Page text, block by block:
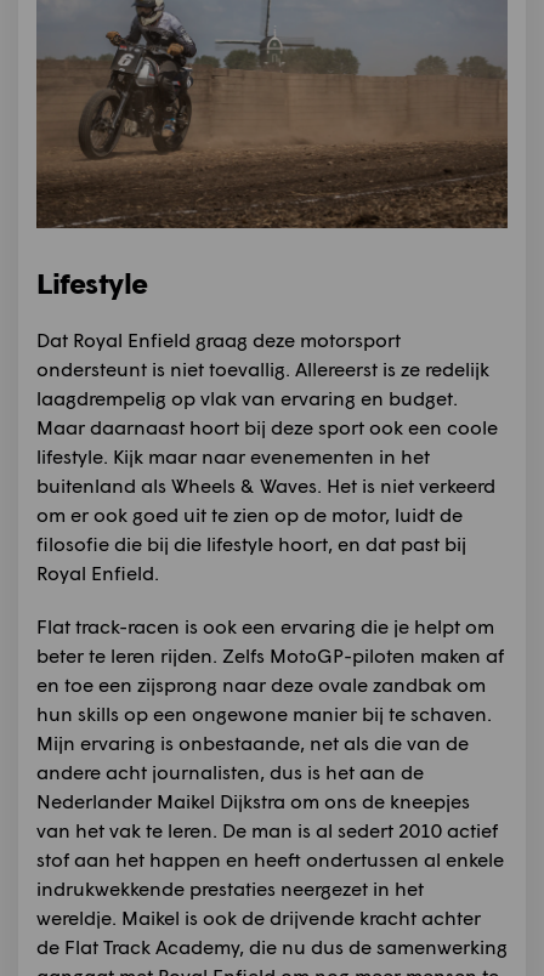
Lifestyle
Dat Royal Enfield graag deze motorsport
ondersteunt is niet toevallig. Allereerst is ze redelijk
laagdrempelig op vlak van ervaring en budget.
Maar daarnaast hoort bij deze sport ook een coole
lifestyle. Kijk maar naar evenementen in het
buitenland als Wheels & Waves. Het is niet verkeerd
om er ook goed uit te zien op de motor, luidt de
filosofie die bij die lifestyle hoort, en dat past bij
Royal Enfield.
Flat track-racen is ook een ervaring die je helpt om
beter te leren rijden. Zelfs MotoGP-piloten maken af
en toe een zijsprong naar deze ovale zandbak om
hun skills op een ongewone manier bij te schaven.
Mijn ervaring is onbestaande, net als die van de
andere acht journalisten, dus is het aan de
Nederlander Maikel Dijkstra om ons de kneepjes
van het vak te leren. De man is al sedert 2010 actief
stof aan het happen en heeft ondertussen al enkele
indrukwekkende prestaties neergezet in het
wereldje. Maikel is ook de drijvende kracht achter
de Flat Track Academy, die nu dus de samenwerking